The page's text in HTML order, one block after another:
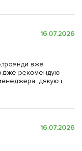
16.07.2026
вже
рекомендую
дякую і
16.07.2026